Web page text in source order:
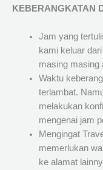
KEBERANGKATAN
Jam yang
kami keluar
masing masing
Waktu
terlambat.
melakukan
mengenai jam
Mengingat
memerlukan
ke alamat